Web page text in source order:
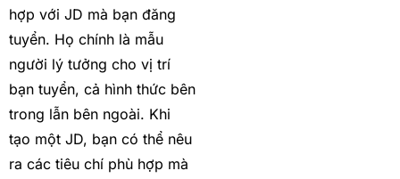
hợp với JD mà bạn đăng
tuyển. Họ chính là mẫu
người lý tưởng cho vị trí
bạn tuyển, cả hình thức bên
trong lẫn bên ngoài. Khi
tạo một JD, bạn có thể nêu
ra các tiêu chí phù hợp mà